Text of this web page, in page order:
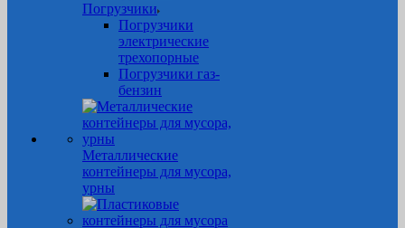
Погрузчики
Погрузчики
электрические
трехопорные
Погрузчики газ-
бензин
Металлические
контейнеры для мусора,
урны